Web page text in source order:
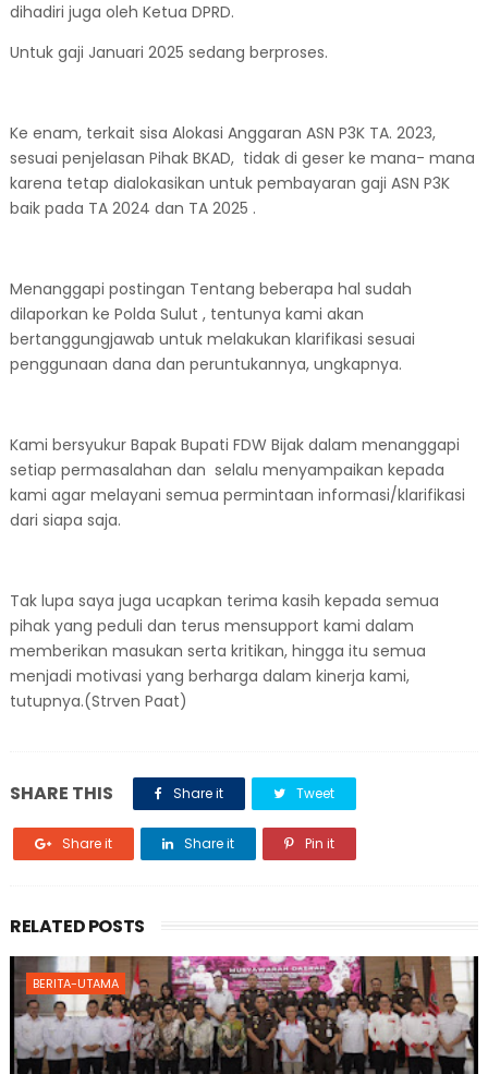
dihadiri juga oleh Ketua DPRD.
Untuk gaji Januari 2025 sedang berproses.
Ke enam, terkait sisa Alokasi Anggaran ASN P3K TA. 2023,
sesuai penjelasan Pihak BKAD, tidak di geser ke mana- mana
karena tetap dialokasikan untuk pembayaran gaji ASN P3K
baik pada TA 2024 dan TA 2025 .
Menanggapi postingan Tentang beberapa hal sudah
dilaporkan ke Polda Sulut , tentunya kami akan
bertanggungjawab untuk melakukan klarifikasi sesuai
penggunaan dana dan peruntukannya, ungkapnya.
Kami bersyukur Bapak Bupati FDW Bijak dalam menanggapi
setiap permasalahan dan selalu menyampaikan kepada
kami agar melayani semua permintaan informasi/klarifikasi
dari siapa saja.
Tak lupa saya juga ucapkan terima kasih kepada semua
pihak yang peduli dan terus mensupport kami dalam
memberikan masukan serta kritikan, hingga itu semua
menjadi motivasi yang berharga dalam kinerja kami,
tutupnya.(Strven Paat)
SHARE THIS Share it Tweet
Share it Share it Pin it
RELATED POSTS
BERITA-UTAMA